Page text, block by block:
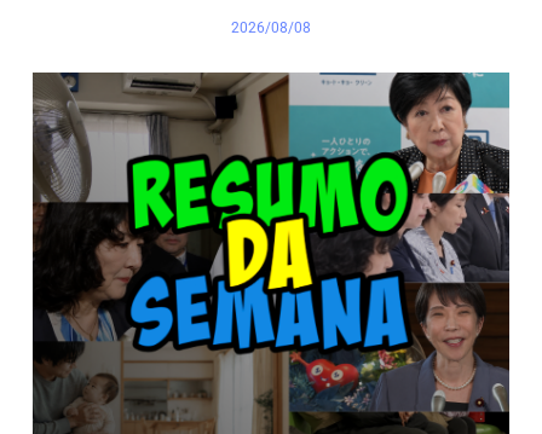
2026/08/08